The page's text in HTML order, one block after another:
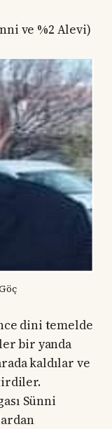
ve %2 Alevi)
dini temelde
bir yanda
kaldılar ve
Sünni